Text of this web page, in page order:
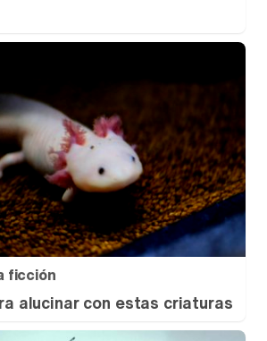
ficción
alucinar con estas criaturas